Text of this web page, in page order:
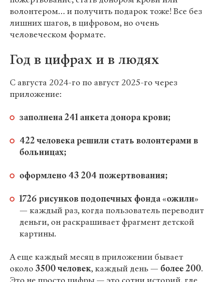
волонтером… и получить подарок тоже! Все без
лишних шагов, в цифровом, но очень
человеческом формате.
Год в цифрах и в людях
С августа 2024-го по август 2025-го через
приложение:
заполнена 241 анкета донора крови;
422 человека решили стать волонтерами в
больницах;
оформлено 43 204 пожертвования;
1726 рисунков подопечных фонда «ожили»
— каждый раз, когда пользователь переводит
деньги, он раскрашивает фрагмент детской
картины.
А еще каждый месяц в приложении бывает
около 3500 человек, каждый день — более 200.